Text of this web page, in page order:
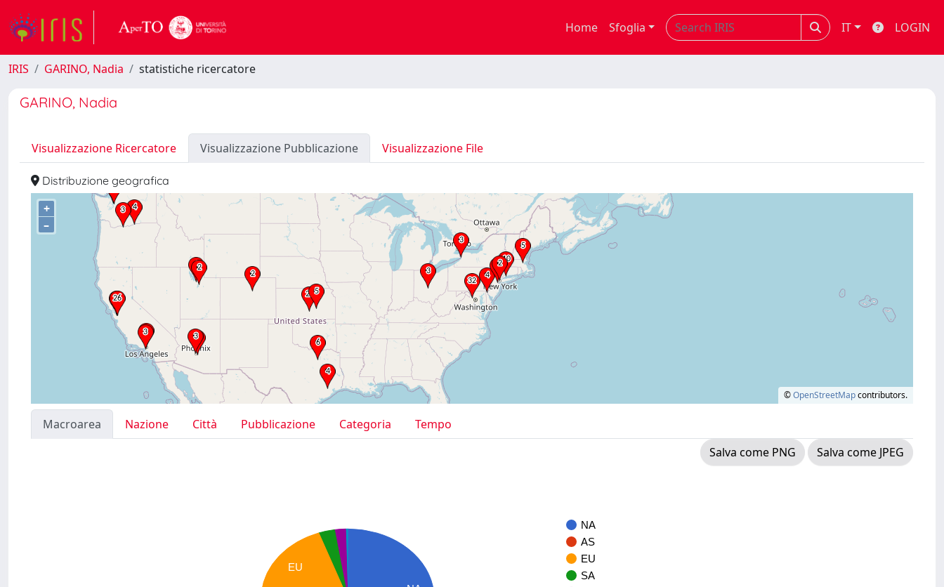
Home Sfoglia IT LOGIN
IRIS GARINO, Nadia statistiche ricercatore
GARINO, Nadia
Visualizzazione Ricercatore Visualizzazione Pubblicazione Visualizzazione File
Distribuzione geografica
+
–
©OpenStreetMapcontributors.
Macroarea Nazione Città Pubblicazione Categoria
Tempo
Salva come PNG
Salva come JPEG
NA
AS
EU
SA
EU